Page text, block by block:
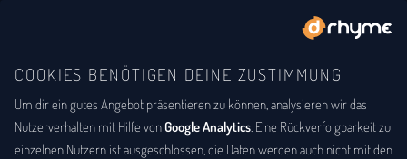
COOKIES BENÖTIGEN DEINE ZUSTIMMUNG
Um dir ein gutes Angebot präsentieren zu können, analysieren wir das
Nutzerverhalten mit Hilfe vonGoogle Analytics. Eine Rückverfolgbarkeit zu
einzelnen Nutzern ist ausgeschlossen, die Daten werden auch nicht mit den
BUCHSTABENTAUSCH ANAGRAMM
Anagramm-Lexikon